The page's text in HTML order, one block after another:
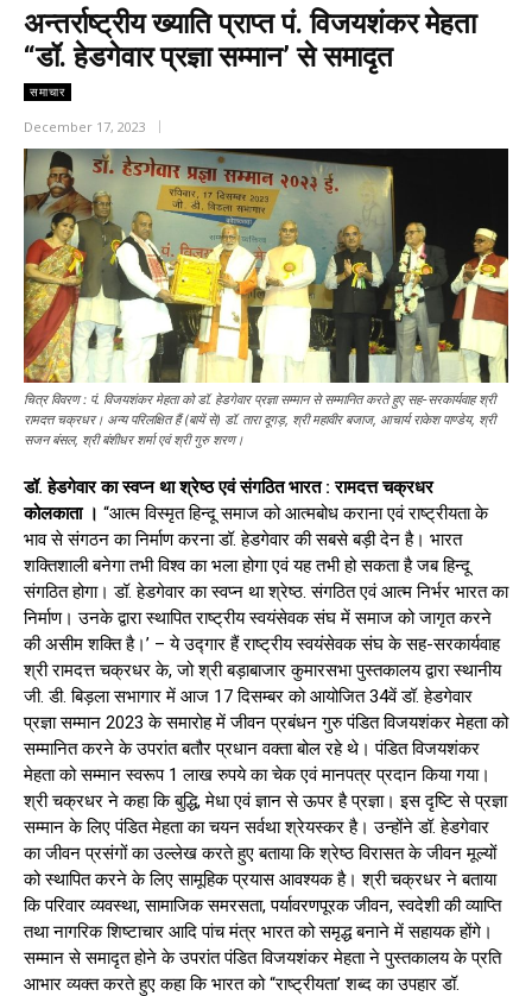
अन्तर्राष्ट्रीय ख्याति प्राप्त पं. विजयशंकर मेहता
“डॉ. हेडगेवार प्रज्ञा सम्मान’ से समादृत
समाचार
December 17, 2023
चित्र विवरण : पं. विजयशंकर मेहता को डॉ. हेडगेवार प्रज्ञा सम्मान से सम्मानित करते हुए सह-सरकार्यवाह श्री
रामदत्त चक्रधर। अन्य परिलक्षित हैं (बायें से) डॉ. तारा दूगड़, श्री महावीर बजाज, आचार्य राकेश पाण्डेय, श्री
सजन बंसल, श्री बंशीधर शर्मा एवं श्री गुरु शरण।
डॉ. हेडगेवार का स्वप्न था श्रेष्ठ एवं संगठित भारत : रामदत्त चक्रधर
कोलकाता । “आत्म विस्मृत हिन्दू समाज को आत्मबोध कराना एवं राष्ट्रीयता के
भाव से संगठन का निर्माण करना डॉ. हेडगेवार की सबसे बड़ी देन है। भारत
शक्तिशाली बनेगा तभी विश्व का भला होगा एवं यह तभी हो सकता है जब हिन्दू
संगठित होगा। डॉ. हेडगेवार का स्वप्न था श्रेष्ठ. संगठित एवं आत्म निर्भर भारत का
निर्माण। उनके द्वारा स्थापित राष्ट्रीय स्वयंसेवक संघ में समाज को जागृत करने
की असीम शक्ति है।’ – ये उद्गार हैं राष्ट्रीय स्वयंसेवक संघ के सह-सरकार्यवाह
श्री रामदत्त चक्रधर के, जो श्री बड़ाबाजार कुमारसभा पुस्तकालय द्वारा स्थानीय
जी. डी. बिड़ला सभागार में आज 17 दिसम्बर को आयोजित 34वें डॉ. हेडगेवार
प्रज्ञा सम्मान 2023 के समारोह में जीवन प्रबंधन गुरु पंडित विजयशंकर मेहता को
सम्मानित करने के उपरांत बतौर प्रधान वक्ता बोल रहे थे। पंडित विजयशंकर
मेहता को सम्मान स्वरूप 1 लाख रुपये का चेक एवं मानपत्र प्रदान किया गया।
श्री चक्रधर ने कहा कि बुद्धि, मेधा एवं ज्ञान से ऊपर है प्रज्ञा। इस दृष्टि से प्रज्ञा
सम्मान के लिए पंडित मेहता का चयन सर्वथा श्रेयस्कर है। उन्होंने डॉ. हेडगेवार
का जीवन प्रसंगों का उल्लेख करते हुए बताया कि श्रेष्ठ विरासत के जीवन मूल्यों
को स्थापित करने के लिए सामूहिक प्रयास आवश्यक है। श्री चक्रधर ने बताया
कि परिवार व्यवस्था, सामाजिक समरसता, पर्यावरणपूरक जीवन, स्वदेशी की व्याप्ति
तथा नागरिक शिष्टाचार आदि पांच मंत्र भारत को समृद्ध बनाने में सहायक होंगे।
सम्मान से समादृत होने के उपरांत पंडित विजयशंकर मेहता ने पुस्तकालय के प्रति
आभार व्यक्त करते हुए कहा कि भारत को “राष्ट्रीयता’ शब्द का उपहार डॉ.